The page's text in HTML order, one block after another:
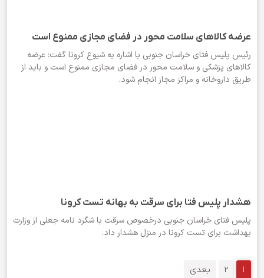
عرضه کالاهای سلامت محور در فضای مجازی ممنوع است
رئیس پلیس فتای خراسان جنوبی با اشاره به شیوع کرونا گفت: عرضه
کالاهای پزشکی و سلامت محور در فضای مجازی ممنوع است و باید از
طریق داروخانه و مراکز مجاز انجام شود.
هشدار پلیس فتا برای سرقت به بهانه تست کرونا
پلیس فتای خراسان جنوبی درخصوص سرقت با شگرد نامه جعلی از وزارت
بهداشت برای تست کرونا در منزل هشدار داد.
1
2 بعدی